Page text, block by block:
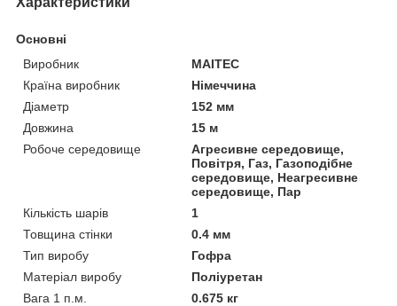
Основні
Виробник
MAITEC
Країна виробник
Німеччина
Діаметр
152 мм
Довжина
15 м
Робоче середовище
Агресивне середовище,
Повітря, Газ, Газоподібне
середовище, Неагресивне
середовище, Пар
Кількість шарів
1
Товщина стінки
0.4 мм
Тип виробу
Гофра
Матеріал виробу
Поліуретан
Вага 1 п.м.
0.675 кг